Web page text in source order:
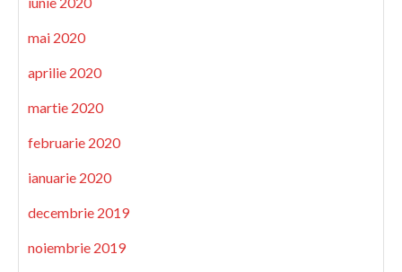
mai 2020
aprilie 2020
martie 2020
februarie 2020
ianuarie 2020
decembrie 2019
noiembrie 2019